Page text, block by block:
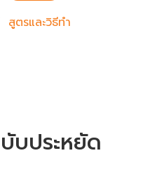
สูตรและวิธีทำ
บประหยัด